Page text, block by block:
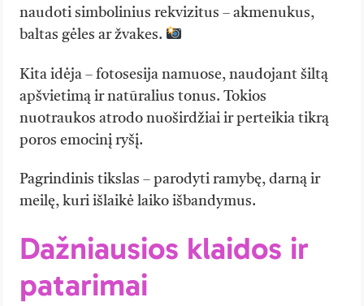
naudoti simbolinius rekvizitus – akmenukus,
baltas gėles ar žvakes.
Kita idėja – fotosesija namuose, naudojant šiltą
apšvietimą ir natūralius tonus. Tokios
nuotraukos atrodo nuoširdžiai ir perteikia tikrą
poros emocinį ryšį.
Pagrindinis tikslas – parodyti ramybę, darną ir
meilę, kuri išlaikė laiko išbandymus.
Dažniausios klaidos ir
patarimai